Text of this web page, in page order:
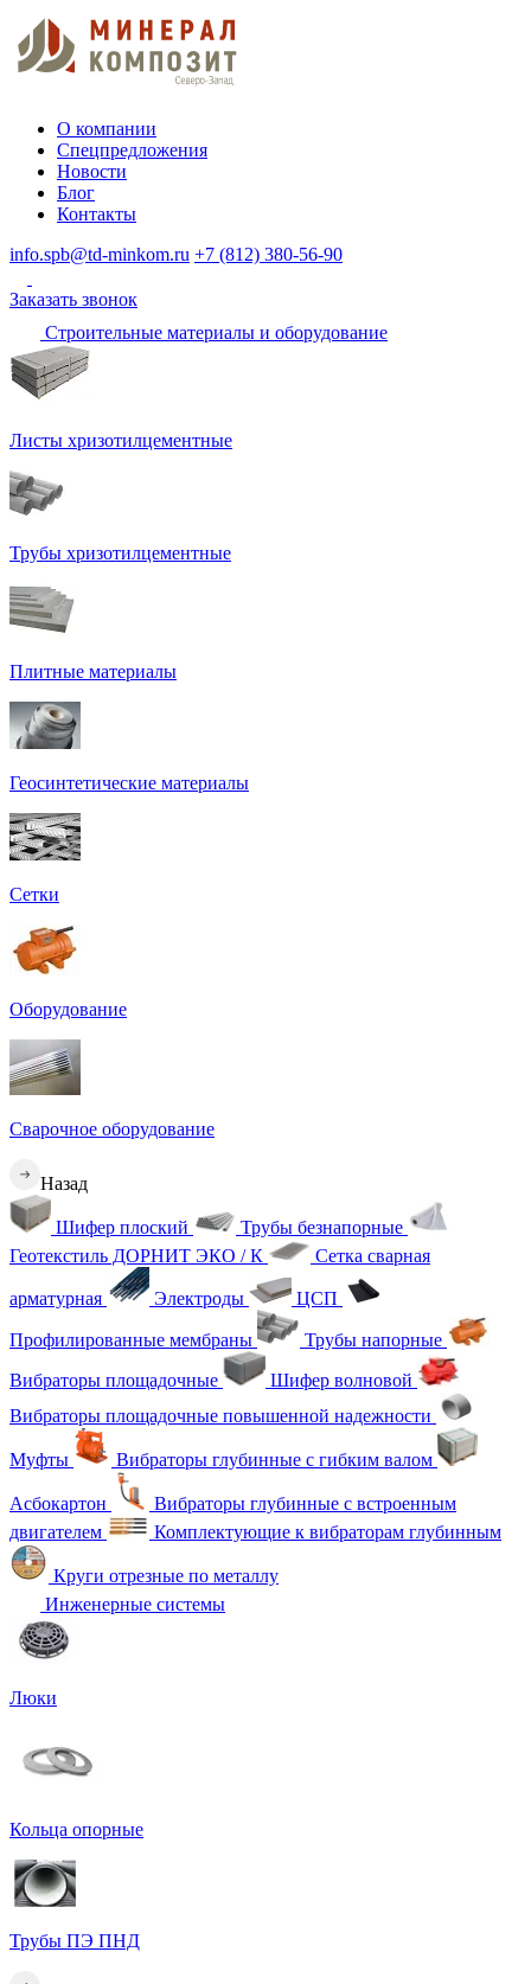
О компании
Спецпредложения
Новости
Блог
Контакты
info.spb@td-minkom.ru +7 (812) 380-56-90
Заказать звонок
Строительные материалы и оборудование
Листы хризотилцементные
Трубы хризотилцементные
Плитные материалы
Геосинтетические материалы
Сетки
Оборудование
Сварочное оборудование
Назад
Шифер плоский
Трубы безнапорные
Геотекстиль ДОРНИТ ЭКО / К
Сетка сварная
арматурная Электроды ЦСП
Профилированные мембраны
Трубы напорные
Вибраторы площадочные
Шифер волновой
Вибраторы площадочные повышенной надежности
Муфты Вибраторы глубинные с гибким валом
Асбокартон
Вибраторы глубинные с встроенным
двигателем
Комплектующие к вибраторам глубинным
Круги отрезные по металлу
Инженерные системы
Люки
Кольца опорные
Трубы ПЭ ПНД